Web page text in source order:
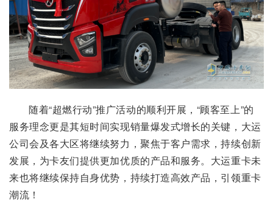
随着“超燃行动”推广活动的顺利开展，“顾客至上”的
服务理念更是其短时间实现销量爆发式增长的关键，大运
公司会及各大区将继续努力，聚焦于客户需求，持续创新
发展，为卡友们提供更加优质的产品和服务。大运重卡未
来也将继续保持自身优势，持续打造高效产品，引领重卡
潮流！